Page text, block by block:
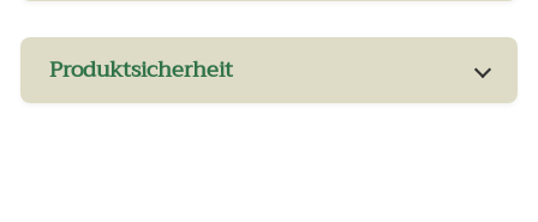
Produktsicherheit